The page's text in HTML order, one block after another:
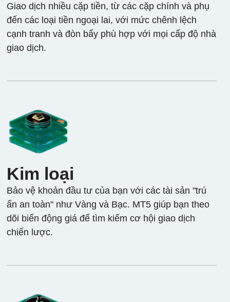
Giao dịch nhiều cặp tiền, từ các cặp chính và phụ
đến các loại tiền ngoại lai, với mức chênh lệch
cạnh tranh và đòn bẩy phù hợp với mọi cấp độ nhà
giao dịch.
Kim loại
Bảo vệ khoản đầu tư của bạn với các tài sản "trú
ẩn an toàn" như Vàng và Bạc. MT5 giúp bạn theo
dõi biến động giá để tìm kiếm cơ hội giao dịch
chiến lược.